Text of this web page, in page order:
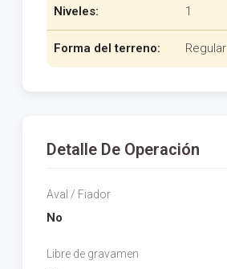
Niveles: 1
Forma del terreno: Regular
Detalle De Operación
Aval / Fiador
No
Libre de gravamen